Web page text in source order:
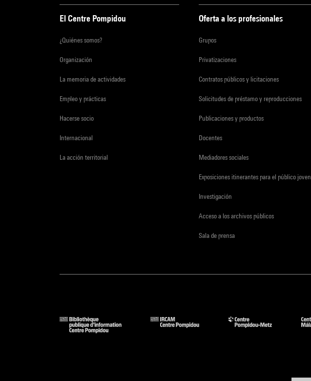
El Centre Pompidou
¿Quiénes somos?
Organización
La memoria de actividades
Empleo y prácticas
Hacerse socio
Internacional
La acción territorial
Oferta a los profesionales
Grupos
Privatizaciones
Contratos públicos y licitaciones
Solicitudes de préstamo y reproducciones
Publicaciones y productos
Docentes
Mediadores sociales
Exposiciones itinerantes para el público joven
Investigación
Acceso a los archivos públicos
Sala de prensa